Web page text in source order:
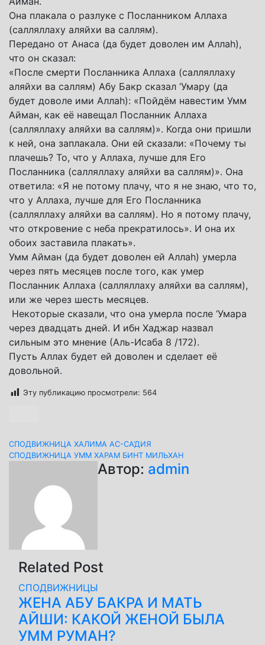
Она плакала о разлуке с Посланником Аллаха
(салляллаху аляйхи ва саллям).
Передано от Анаса (да будет доволен им Аллаh),
что он сказал:
«После смерти Посланника Аллаха (салляллаху
аляйхи ва саллям) Абу Бакр сказал ‘Умару (да
будет доволе ими Аллаh): «Пойдём навестим Умм
Айман, как её навещал Посланник Аллаха
(салляллаху аляйхи ва саллям)». Когда они пришли
к ней, она заплакала. Они ей сказали: «Почему ты
плачешь? То, что у Аллаха, лучше для Его
Посланника (салляллаху аляйхи ва саллям)». Она
ответила: «Я не потому плачу, что я не знаю, что то,
что у Аллаха, лучше для Его Посланника
(салляллаху аляйхи ва саллям). Но я потому плачу,
что откровение с неба прекратилось». И она их
обоих заставила плакать».
Умм Айман (да будет доволен ей Аллаh) умерла
через пять месяцев после того, как умер
Посланник Аллаха (салляллаху аляйхи ва саллям),
или же через шесть месяцев.
Некоторые сказали, что она умерла после ‘Умара
через двадцать дней. И ибн Хаджар назвал
сильным это мнение (Аль-Исаба 8 /172).
Пусть Аллах будет ей доволен и сделает её
довольной.
Эту публикацию просмотрели: 564
Навигация
записям
СПОДВИЖНИЦА ХАЛИМА АС-СА’ДИЯ
СПОДВИЖНИЦА УММ ХАРАМ БИНТ МИЛЬХАН
Автор: admin
Related Post
СПОДВИЖНИЦЫ
ЖЕНА АБУ БАКРА И МАТЬ
АЙШИ: КАКОЙ ЖЕНОЙ БЫЛА
УММ РУМАН?